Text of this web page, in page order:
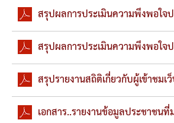
รายงานผลการจัดซื้อจัดจ้างป
สรุปผลการดำเนินงานจัดซื้อจัด
ประกาศผู้ชนะการเสนอราคา
ประกาศราคากลาง
สรุปผลการประเมินความพึงพอใจ
สรุปผลการประเมินความพึงพอใจ
สรุปรายงานสถิติเกี่ยวกับผู้เข้าชม
เอกสาร..รายงานข้อมูลประชาชน